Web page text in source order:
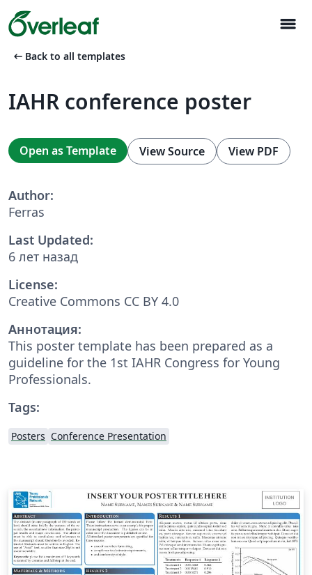
menu
arrow_left_alt Back to all templates
IAHR conference poster
Open as Template View Source View PDF
Author:
Ferras
Last Updated:
6 лет назад
License:
Creative Commons CC BY 4.0
Аннотация:
This poster template has been prepared as a
guideline for the 1st IAHR Congress for Young
Professionals.
Tags:
Posters Conference Presentation